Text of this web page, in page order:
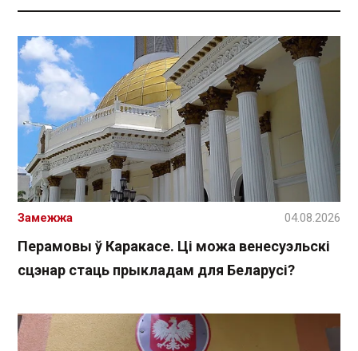
Перамовы ў Каракасе. Ці можа венесуэльскі
сцэнар стаць прыкладам для Беларусі?
Замежжа 04.08.2026